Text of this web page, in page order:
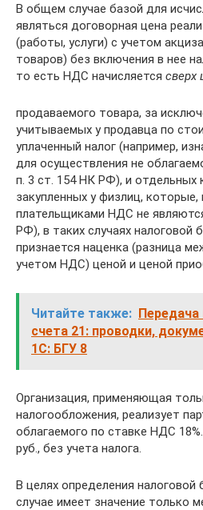
В общем случае базой для
являться договорная цена
(работы, услуги) с учетом
товаров) без включения в нее
то есть НДС начисляется сверх
продаваемого товара, за
учитываемых у продавца по
уплаченный налог (например,
для осуществления не
п. 3 ст. 154 НК РФ), и отдельных
закупленных у физлиц, которые,
плательщиками НДС не
РФ), в таких случаях налоговой
признается наценка (разница
учетом НДС) ценой и ценой
Читайте также:
счета 21: проводки,
1С: БГУ 8
Организация, применяющая
налогообложения, реализует
облагаемого по ставке НДС
руб., без учета налога.
В целях определения
случае имеет значение только